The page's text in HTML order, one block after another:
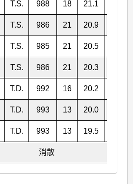
T.S. 988 18 21.1
T.S. 986 21 20.9
T.S. 985 21 20.5
T.S. 986 21 20.3
T.D. 992 16 20.2
T.D. 993 13 20.0
T.D. 993 13 19.5
消散